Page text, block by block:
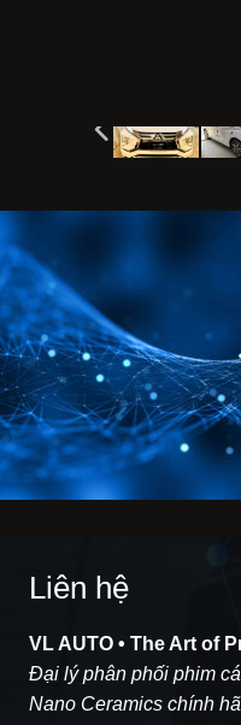
Liên hệ
VL AUTO • The Art of
Đại lý phân phối phim
Nano Ceramics chính